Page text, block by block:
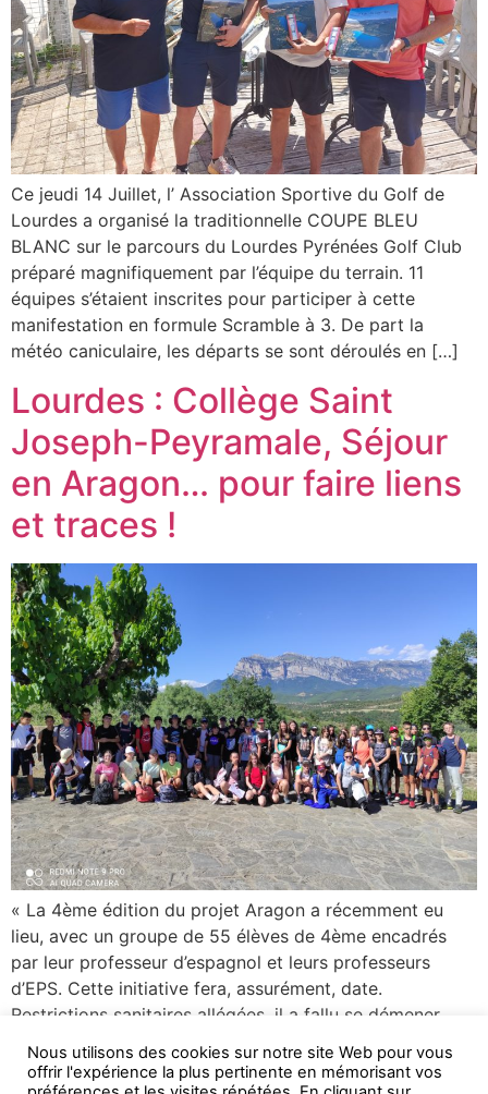
Ce jeudi 14 Juillet, l’ Association Sportive du Golf de
Lourdes a organisé la traditionnelle COUPE BLEU
BLANC sur le parcours du Lourdes Pyrénées Golf Club
préparé magnifiquement par l’équipe du terrain. 11
équipes s’étaient inscrites pour participer à cette
manifestation en formule Scramble à 3. De part la
météo caniculaire, les départs se sont déroulés en […]
Lourdes : Collège Saint
Joseph-Peyramale, Séjour
en Aragon… pour faire liens
et traces !
« La 4ème édition du projet Aragon a récemment eu
lieu, avec un groupe de 55 élèves de 4ème encadrés
par leur professeur d’espagnol et leurs professeurs
d’EPS. Cette initiative fera, assurément, date.
Restrictions sanitaires allégées, il a fallu se démener
une occasion de passer […]
Nous utilisons des cookies sur notre site Web pour vous
offrir l'expérience la plus pertinente en mémorisant vos